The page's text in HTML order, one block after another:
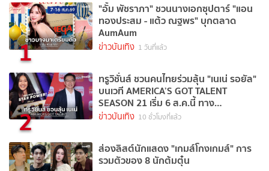
1
"อั้ม พัชราภา" ชวนนางเอกซุปตาร์ "แอน
ทองประสม - แต้ว ณฐพร" บุกตลาด
AumAum
ข่าวบันเทิง 1 วันที่แล้ว
2
ทรูวิชั่นส์ ชวนคนไทยร่วมลุ้น "เนเน่ รอยัล"
บนเวที AMERICA’S GOT TALENT
SEASON 21 เริ่ม 6 ส.ค.นี้ ทาง
TrueVisions NOW
ข่าวบันเทิง 10 ชั่วโมงที่แล้ว
ส่องลิสต์นักแสดง "เกมส์โกงเกมส์" การ
รวมตัวของ 8 นักต้มตุ๋น